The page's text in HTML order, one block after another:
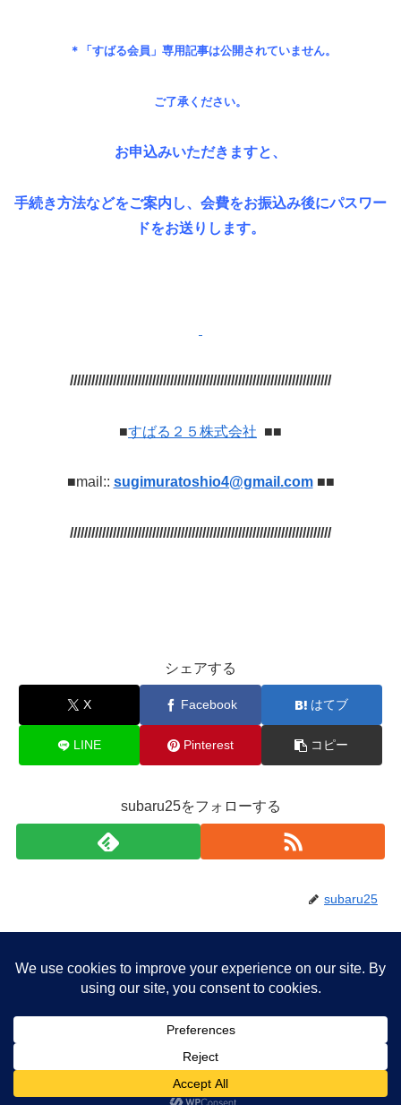
＊「すばる会員」専用記事は公開されていません。
ご了承ください。
お申込みいただきますと、
手続き方法などをご案内し、会費をお振込み後にパスワー
ドをお送りします。
/////////////////////////////////////////////////////////////////////////
■すばる２５株式会社 ■■
■mail:: sugimuratoshio4@gmail.com■■
/////////////////////////////////////////////////////////////////////////
シェアする
X Facebook はてブ
LINE Pinterest コピー
subaru25をフォローする
subaru25
日本農業再生
© 2012 日本農業再生 .